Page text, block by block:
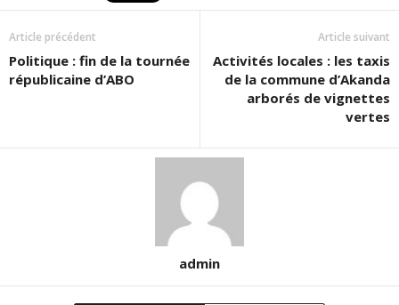
Article précédent
Politique : fin de la tournée
républicaine d’ABO
Article suivant
Activités locales : les taxis
de la commune d’Akanda
arborés de vignettes
vertes
admin